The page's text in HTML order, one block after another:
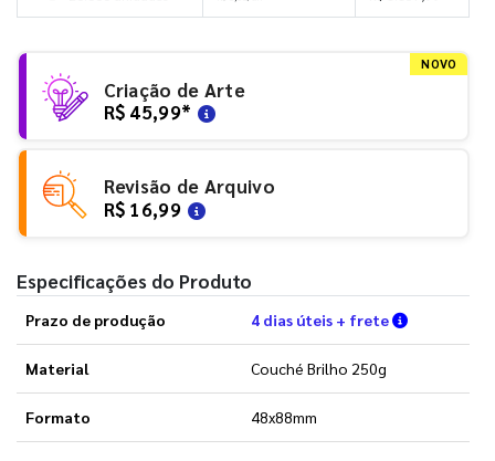
NOVO
Criação de Arte
R$ 45,99*
Revisão de Arquivo
R$ 16,99
Especificações do Produto
Prazo de produção 4 dias úteis + frete Verifique
Material Couché Brilho 250g
Formato 48x88mm